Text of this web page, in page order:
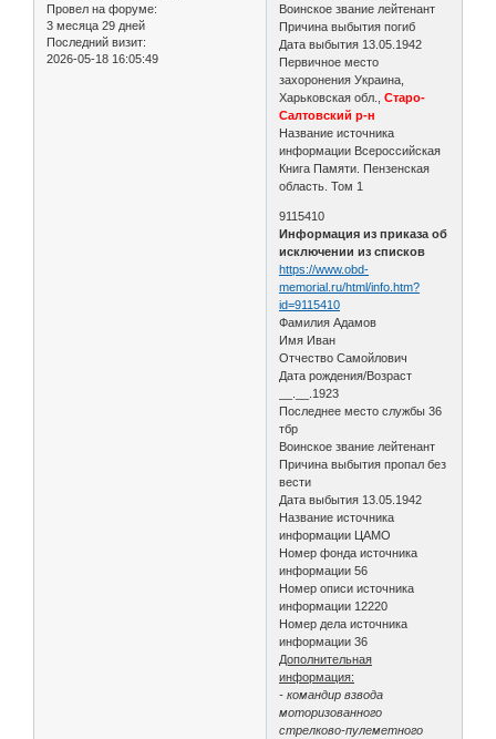
Провел на форуме:
3 месяца 29 дней
Последний визит:
2026-05-18 16:05:49
Воинское звание лейтенант
Причина выбытия погиб
Дата выбытия 13.05.1942
Первичное место
захоронения Украина,
Харьковская обл.,
Старо-
Салтовский р-н
Название источника
информации Всероссийская
Книга Памяти. Пензенская
область. Том 1
9115410
Информация из приказа об
исключении из списков
https://www.obd-
memorial.ru/html/info.htm?
id=9115410
Фамилия Адамов
Имя Иван
Отчество Самойлович
Дата рождения/Возраст
__.__.1923
Последнее место службы 36
тбр
Воинское звание лейтенант
Причина выбытия пропал без
вести
Дата выбытия 13.05.1942
Название источника
информации ЦАМО
Номер фонда источника
информации 56
Номер описи источника
информации 12220
Номер дела источника
информации 36
Дополнительная
информация:
- командир взвода
моторизованного
стрелково-пулеметного